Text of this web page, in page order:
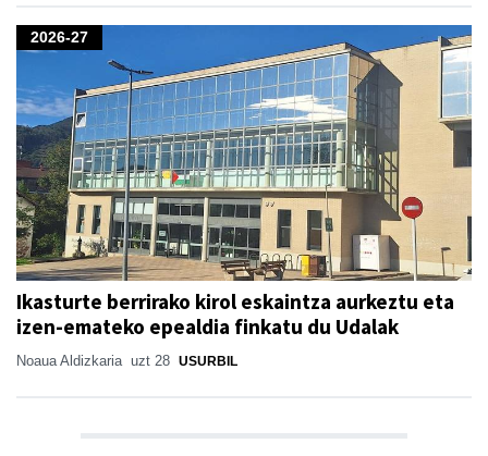
2026-27
Ikasturte berrirako kirol eskaintza aurkeztu eta
izen-emateko epealdia finkatu du Udalak
Noaua Aldizkaria uzt 28 USURBIL